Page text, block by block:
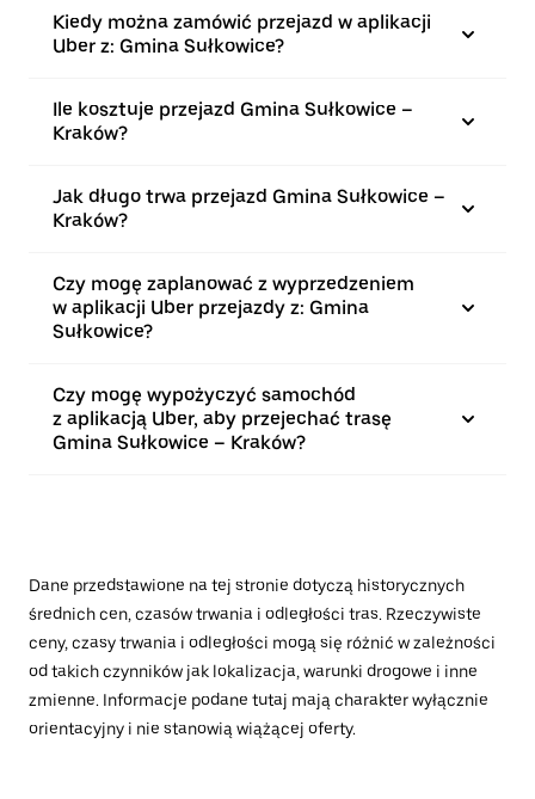
Kiedy można zamówić przejazd w aplikacji
Uber z: Gmina Sułkowice?
Ile kosztuje przejazd Gmina Sułkowice –
Kraków?
Jak długo trwa przejazd Gmina Sułkowice –
Kraków?
Czy mogę zaplanować z wyprzedzeniem
w aplikacji Uber przejazdy z: Gmina
Sułkowice?
Czy mogę wypożyczyć samochód
z aplikacją Uber, aby przejechać trasę
Gmina Sułkowice – Kraków?
Dane przedstawione na tej stronie dotyczą historycznych
średnich cen, czasów trwania i odległości tras. Rzeczywiste
ceny, czasy trwania i odległości mogą się różnić w zależności
od takich czynników jak lokalizacja, warunki drogowe i inne
zmienne. Informacje podane tutaj mają charakter wyłącznie
orientacyjny i nie stanowią wiążącej oferty.